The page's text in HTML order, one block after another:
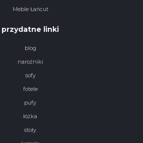
Meble Łańcut
przydatne linki
blog
narożniki
sofy
fotele
pufy
łóżka
stoły